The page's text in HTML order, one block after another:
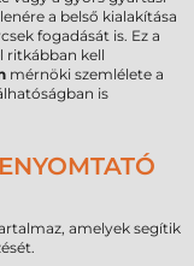
a belső kialakítása
fogadását is. Ez a
ritkábban kell
mérnöki szemlélete a
is
amelyek segítik